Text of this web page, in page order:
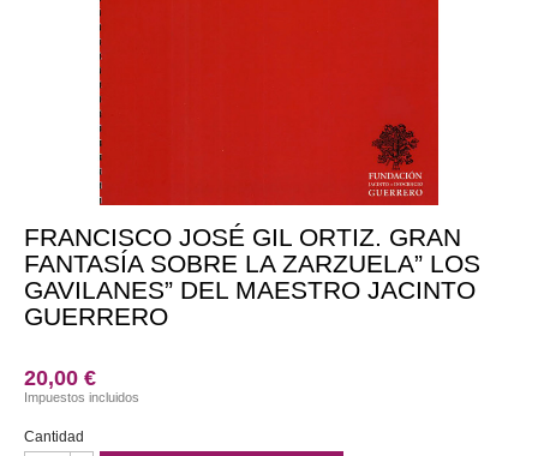
Partituras
Otros
productos
Libros
DVD
FRANCISCO JOSÉ GIL ORTIZ. GRAN
FANTASÍA SOBRE LA ZARZUELA” LOS
GAVILANES” DEL MAESTRO JACINTO
GUERRERO
20,00 €
Impuestos incluidos
Cantidad